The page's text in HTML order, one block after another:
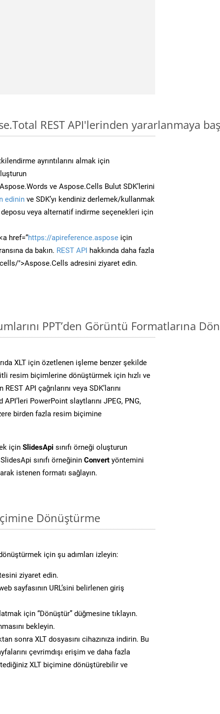
REST API'lerinden yararlanmaya
ayrıntılarını almak için
ve Aspose.Cells Bulut SDK’lerini
edinin ve SDK’yı kendiniz derlemek/kullanmak
deposu veya alternatif indirme seçenekleri için
href=“https://apireference.aspose için
da bakın. REST API hakkında daha fazla
">Aspose.Cells adresini ziyaret edin.
PPT’den Görüntü Formatlarına
XLT için özetlenen işleme benzer şekilde
resim biçimlerine dönüştürmek için hızlı ve
API çağrılarını veya SDK’larını
PowerPoint slaytlarını JPEG, PNG,
birden fazla resim biçimine
için SlidesApi sınıfı örneği oluşturun
sınıfı örneğinin Convert yöntemini
istenen formatı sağlayın.
Dönüştürme
için şu adımları izleyin:
ziyaret edin.
sayfasının URL’sini belirlenen giriş
için “Dönüştür” düğmesine tıklayın.
bekleyin.
sonra XLT dosyasını cihazınıza indirin. Bu
çevrimdışı erişim ve daha fazla
XLT biçimine dönüştürebilir ve